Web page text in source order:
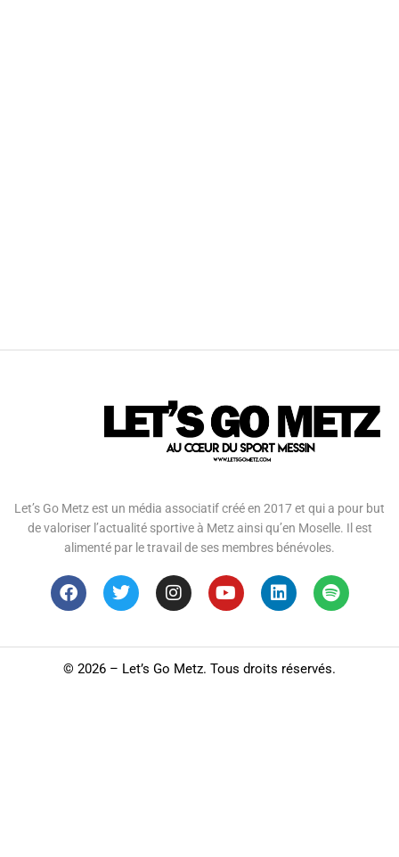
Let’s Go Metz est un média associatif créé en 2017 et qui a pour but
de valoriser l’actualité sportive à Metz ainsi qu’en Moselle. Il est
alimenté par le travail de ses membres bénévoles.
© 2026 – Let’s Go Metz. Tous droits réservés.